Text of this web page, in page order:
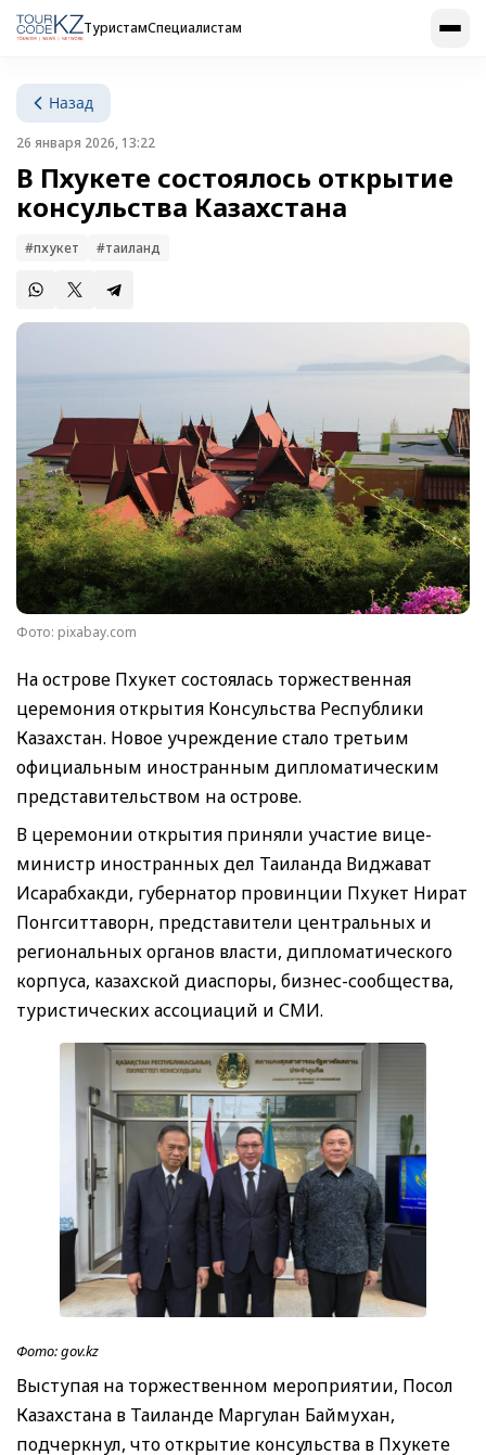
ТуристамСпециалистам
Назад
26 января 2026, 13:22
В Пхукете состоялось открытие
консульства Казахстана
#пхукет #таиланд
Фото: pixabay.com
На острове Пхукет состоялась торжественная
церемония открытия Консульства Республики
Казахстан. Новое учреждение стало третьим
официальным иностранным дипломатическим
представительством на острове.
В церемонии открытия приняли участие вице-
министр иностранных дел Таиланда Виджават
Исарабхакди, губернатор провинции Пхукет Нират
Понгситтаворн, представители центральных и
региональных органов власти, дипломатического
корпуса, казахской диаспоры, бизнес-сообщества,
туристических ассоциаций и СМИ.
Фото: gov.kz
Выступая на торжественном мероприятии, Посол
Казахстана в Таиланде Маргулан Баймухан,
подчеркнул, что открытие консульства в Пхукете